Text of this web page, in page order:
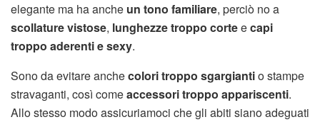
elegante ma ha anche un tono familiare, perciò no a
scollature vistose, lunghezze troppo corteecapi
troppo aderentie sexy.
Sono da evitare anchecolori troppo sgargiantio stampe
stravaganti, così comeaccessori troppo appariscenti.
Allo stesso modo assicuriamoci che gli abiti siano adeguati